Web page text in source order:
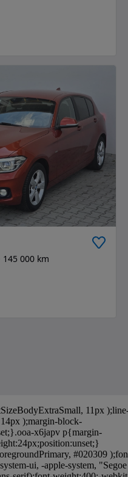
145 000 km